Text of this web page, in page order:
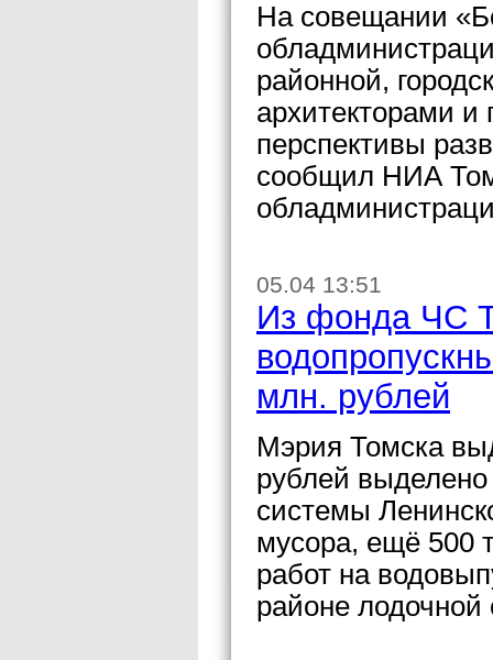
На совещании
районной,
архитекторами
перспективы
сообщил НИА
05.04 13:51
Из фонда ЧС
млн. рублей
Мэрия Томска
рублей выделено
системы
мусора, ещё 500
работ на
районе